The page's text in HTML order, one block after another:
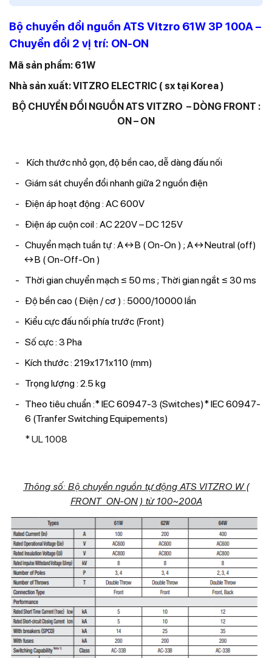
Bộ chuyển đổi nguồn ATS Vitzro 61W 3P 100A –
Chuyển đổi 2 vị trí: ON-ON
Mã sản phẩm: 61W
Nhà sản xuất: VITZRO ELECTRIC ( sx tại Korea )
BỘ CHUYỂN ĐỔI NGUỒN ATS VITZRO – DÒNG FRONT :
ON – ON
Kích thước nhỏ gọn, độ bền cao, dễ dàng đấu nối
Giám sát chuyển đổi nhanh giữa 2 nguồn điện
Điện áp hoạt động : AC 600V
Điện áp cuộn coil : AC 220V – DC 125V
Chuyển mạch tuần tự : A ↔ B ( On-On ) ; A ↔ Neutral (off)
↔ B ( On-Off-On )
Thời gian chuyển mạch ≤ 50 ms ; Thời gian ngắt ≤ 30 ms
Độ bền cao ( Điện / cơ ) : 5000/10000 lần
Kiểu cực đấu nối phía trước (Front)
Số cực : 3 Pha
Kích thước : 219x171x110 (mm)
Trọng lượng : 2.5 kg
Theo tiêu chuẩn :* IEC 60947-3 (Switches)* IEC 60947-
6 (Tranfer Switching Equipements)
* UL 1008
Thông số: Bộ chuyển nguồn tự động ATS VITZRO W (
FRONT ON-ON ) từ 100~200A